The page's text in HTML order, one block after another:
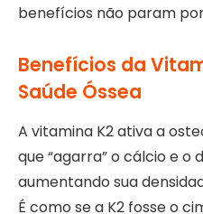
benefícios não param
Benefícios da
Saúde Óssea
A vitamina K2 ativa a
que “agarra” o cálcio e o
aumentando sua
É como se a K2 fosse o